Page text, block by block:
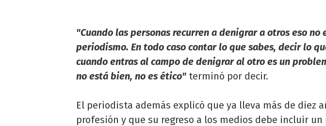
"Cuando las personas recurren a denigrar a otros eso no
periodismo. En todo caso contar lo que sabes, decir lo
cuando entras al campo de denigrar al otro es un
no está bien, no es ético" terminó por decir.
El periodista además explicó que ya lleva más de diez
profesión y que su regreso a los medios debe incluir un